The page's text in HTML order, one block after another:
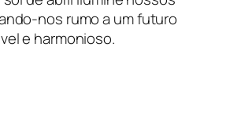
nos rumo a um futuro
e harmonioso.